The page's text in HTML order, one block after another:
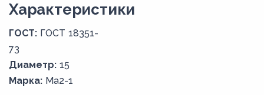
Xарактеристики
ГОСТ: ГОСТ 18351-
73
Диаметр: 15
Марка: Ма2-1